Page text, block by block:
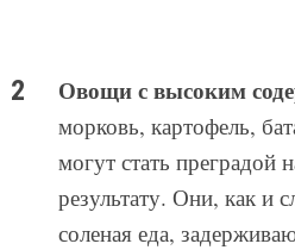
Овощи с высоким
морковь, картофель,
могут стать преградой
результату. Они, как и
соленая еда,